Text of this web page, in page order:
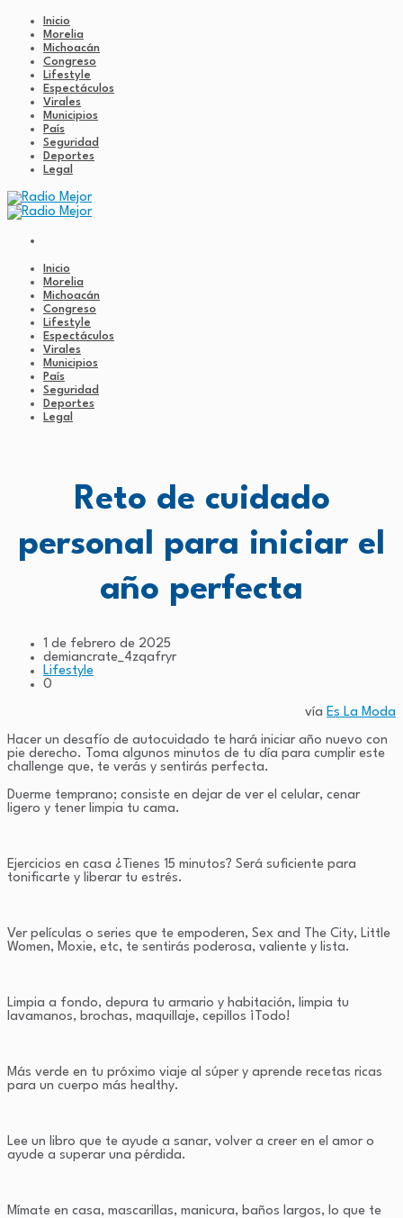
Inicio
Morelia
Michoacán
Congreso
Lifestyle
Espectáculos
Virales
Municipios
País
Seguridad
Deportes
Legal
Inicio
Morelia
Michoacán
Congreso
Lifestyle
Espectáculos
Virales
Municipios
País
Seguridad
Deportes
Legal
Reto de cuidado
personal para iniciar el
año perfecta
1 de febrero de 2025
demiancrate_4zqafryr
Lifestyle
0
vía Es La Moda
Hacer un desafío de autocuidado te hará iniciar año nuevo con
pie derecho. Toma algunos minutos de tu día para cumplir este
challenge que, te verás y sentirás perfecta.
Duerme temprano; consiste en dejar de ver el celular, cenar
ligero y tener limpia tu cama.
Ejercicios en casa ¿Tienes 15 minutos? Será suficiente para
tonificarte y liberar tu estrés.
Ver películas o series que te empoderen, Sex and The City, Little
Women, Moxie, etc, te sentirás poderosa, valiente y lista.
Limpia a fondo, depura tu armario y habitación, limpia tu
lavamanos, brochas, maquillaje, cepillos ¡Todo!
Más verde en tu próximo viaje al súper y aprende recetas ricas
para un cuerpo más healthy.
Lee un libro que te ayude a sanar, volver a creer en el amor o
ayude a superar una pérdida.
Mímate en casa, mascarillas, manicura, baños largos, lo que te